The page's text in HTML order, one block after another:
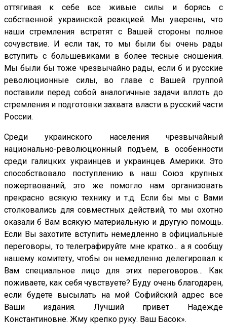
оттягивая к себе все живые силы и борясь с
собственной украинской реакцией. Мы уверены, что
наши стремления встретят с Вашей стороны полное
сочувствие. И если так, то мы были бы очень рады
вступить с большевиками в более тесные сношения.
Мы были бы тоже чрезвычайно рады, если б и русские
революционные силы, во главе с Вашей группой
поставили перед собой аналогичные задачи вплоть до
стремления и подготовки захвата власти в русский части
России.
Среди украинского населения чрезвычайный
национально-революционный подъем, в особенности
среди галицких украинцев и украинцев Америки. Это
способствовало поступлению в наш Союз крупных
пожертвований, это же помогло нам организовать
прекрасно всякую технику и т.д. Если бы мы с Вами
столковались для совместных действий, то мы охотно
оказали б Вам всякую материальную и другую помощь.
Если Вы захотите вступить немедленно в официальные
переговоры, то телеграфируйте мне кратко... а я сообщу
нашему комитету, чтобы он немедленно делегировал к
Вам специальное лицо для этих переговоров... Как
поживаете, как себя чувствуете? Буду очень благодарен,
если будете высылать на мой Софийский адрес все
Ваши издания. Лучший привет Надежде
Константиновне. Жму крепко руку. Ваш Басок».